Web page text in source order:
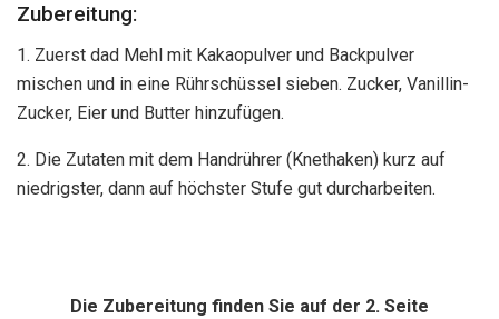
Zubereitung:
1. Zuerst dad Mehl mit Kakaopulver und Backpulver
mischen und in eine Rührschüssel sieben. Zucker, Vanillin-
Zucker, Eier und Butter hinzufügen.
2. Die Zutaten mit dem Handrührer (Knethaken) kurz auf
niedrigster, dann auf höchster Stufe gut durcharbeiten.
Die Zubereitung finden Sie auf der 2. Seite